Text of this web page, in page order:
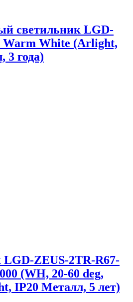
светильник LGD-
Warm White (Arlight,
3 года)
ZEUS-2TR-R67-
(WH, 20-60 deg,
IP20 Металл, 5 лет)